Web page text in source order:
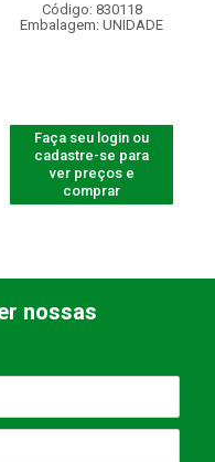
Código: 830118
Embalagem: UNIDADE
Faça seu login ou
cadastre-se para
ver preços e
comprar
nossas